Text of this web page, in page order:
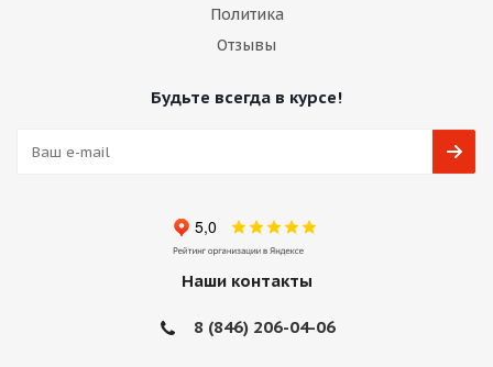
Политика
Отзывы
Будьте всегда в курсе!
Наши контакты
8 (846) 206-04-06